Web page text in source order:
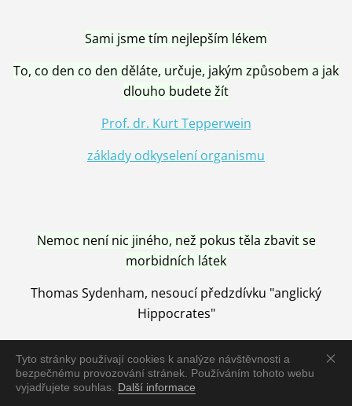
Tyto stránky používají cookies k analýze návštěvnosti a
bezpečnému provozování stránek. Používáním tohoto webu
vyjadřujete souhlas. Další informace
Sami jsme tím nejlepším lékem
To, co den co den děláte, určuje, jakým způsobem a jak
dlouho budete žít
Prof. dr. Kurt Tepperwein
základy odkyselení organismu
Nemoc není nic jiného, než pokus těla zbavit se
morbidních látek
Thomas Sydenham, nesoucí předzdívku "anglický
Hippocrates"
Nemoc je vyléčena jen pomocí Přírody, neutralizací a